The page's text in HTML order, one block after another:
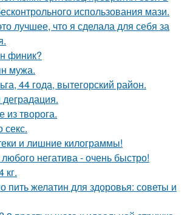
использования мази.
лучшее, что я сделала для себя за
финик?
мужа.
44 года, вытегорский район.
из творога.
секс.
и лишние килограммы!
негатива - очень быстро!
кг.
пить желатин для здоровья: советы и